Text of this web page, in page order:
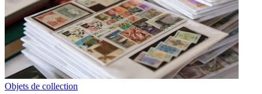
Objets de collection